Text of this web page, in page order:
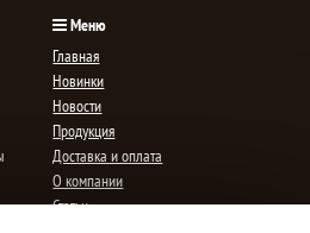
Меню
Главная
Новинки
Новости
Продукция
Доставка и оплата
О компании
Статьи